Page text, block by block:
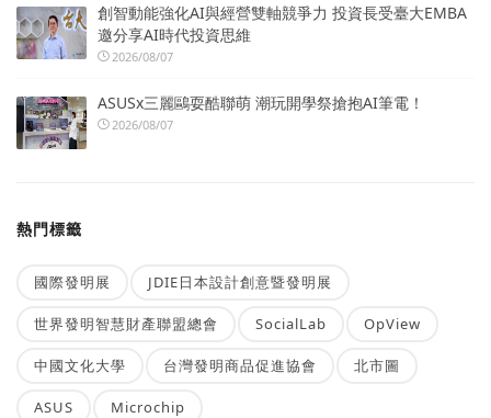
創智動能強化AI與經營雙軸競爭力 投資長受臺大EMBA
邀分享AI時代投資思維
2026/08/07
ASUSx三麗鷗耍酷聯萌 潮玩開學祭搶抱AI筆電！
2026/08/07
熱門標籤
國際發明展 JDIE日本設計創意暨發明展
世界發明智慧財產聯盟總會 SocialLab OpView
中國文化大學 台灣發明商品促進協會 北市圖
ASUS Microchip